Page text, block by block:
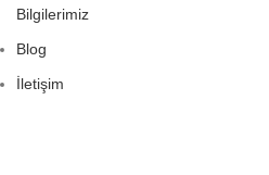
Bilgilerimiz
Blog
İletişim